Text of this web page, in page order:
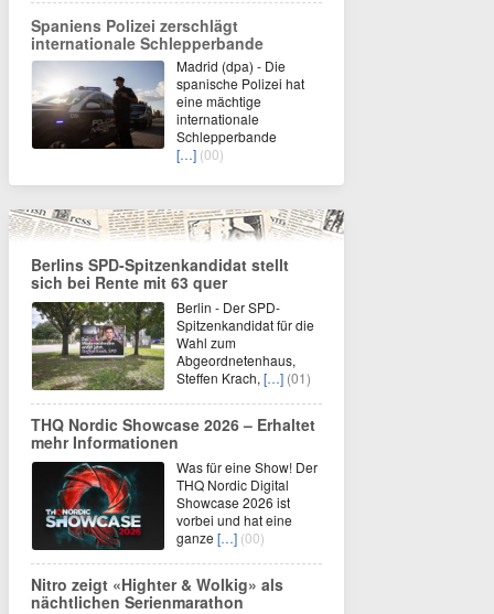
Spaniens Polizei zerschlägt
internationale Schlepperbande
Madrid (dpa) - Die
spanische Polizei hat
eine mächtige
internationale
Schlepperbande
[…] (00)
Berlins SPD-Spitzenkandidat stellt
sich bei Rente mit 63 quer
Berlin - Der SPD-
Spitzenkandidat für die
Wahl zum
Abgeordnetenhaus,
Steffen Krach, […] (01)
THQ Nordic Showcase 2026 – Erhaltet
mehr Informationen
Was für eine Show! Der
THQ Nordic Digital
Showcase 2026 ist
vorbei und hat eine
ganze […] (00)
Nitro zeigt «Highter & Wolkig» als
nächtlichen Serienmarathon